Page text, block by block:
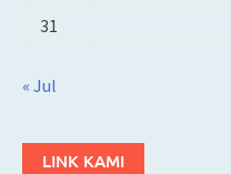
31
« Jul
LINK KAMI